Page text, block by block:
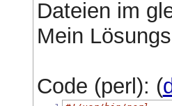
Dateien im
Mein
Code (perl): (